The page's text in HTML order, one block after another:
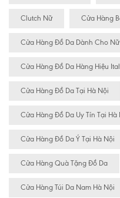
Clutch Nữ Cửa Hàng
Cửa Hàng Đồ Da Dành Cho Nữ
Cửa Hàng Đồ Da Hàng Hiệu
Cửa Hàng Đồ Da Tại Hà Nội
Cửa Hàng Đồ Da Uy Tín Tại Hà
Cửa Hàng Đồ Da Ý Tại Hà Nội
Cửa Hàng Quà Tặng Đồ Da
Cửa Hàng Túi Da Nam Hà Nội